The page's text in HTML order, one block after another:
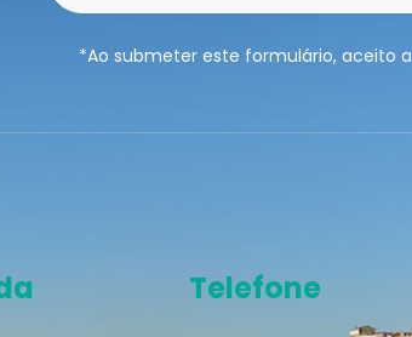
*Ao submeter este formulário, aceito a
Telefone